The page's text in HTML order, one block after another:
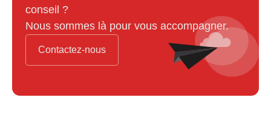
conseil ?
Nous sommes là pour vous accompagner.
Contactez-nous